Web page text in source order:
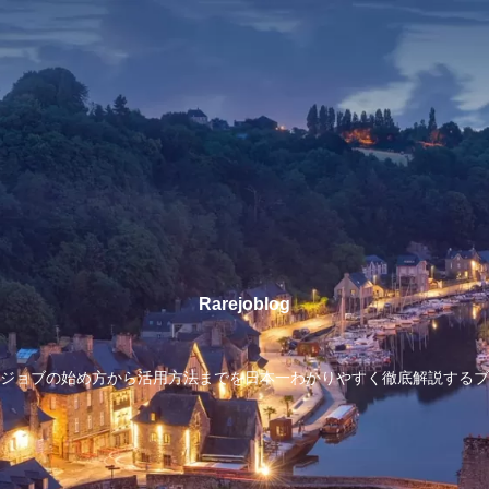
Rarejoblog
ョブの始め方から活用方法までを日本一わかりやすく徹底解説する